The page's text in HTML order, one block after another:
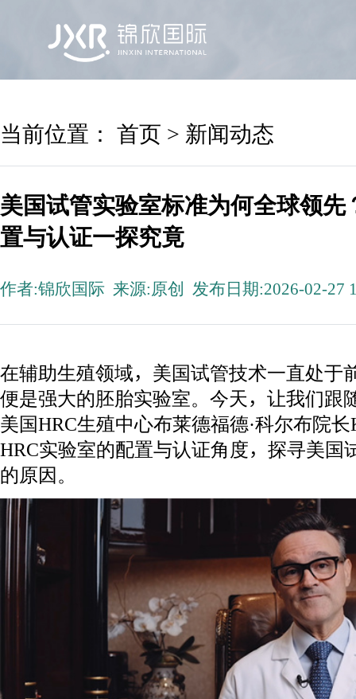
当前位置： 首页 > 新闻动态
美国试管实验室标准为何全球领先
置与认证一探究竟
作者:锦欣国际 来源:原创 发布日期:2026-02-27
在辅助生殖领域，美国试管技术一直处于
便是强大的胚胎实验室。今天，让我们跟
美国HRC生殖中心布莱德福德·科尔布院
HRC实验室的配置与认证角度，探寻美国
的原因。